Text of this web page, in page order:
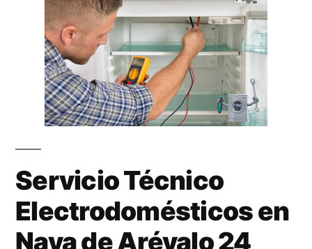
Servicio Técnico
Electrodomésticos en
Nava de Arévalo 24